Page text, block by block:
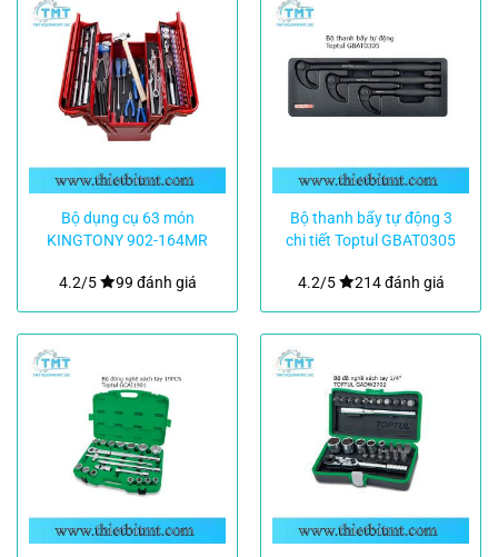
Bộ dụng cụ 63 món
KINGTONY 902-164MR
4.2/5 99 đánh giá
Bộ thanh bẩy tự động 3
chi tiết Toptul GBAT0305
4.2/5 214 đánh giá